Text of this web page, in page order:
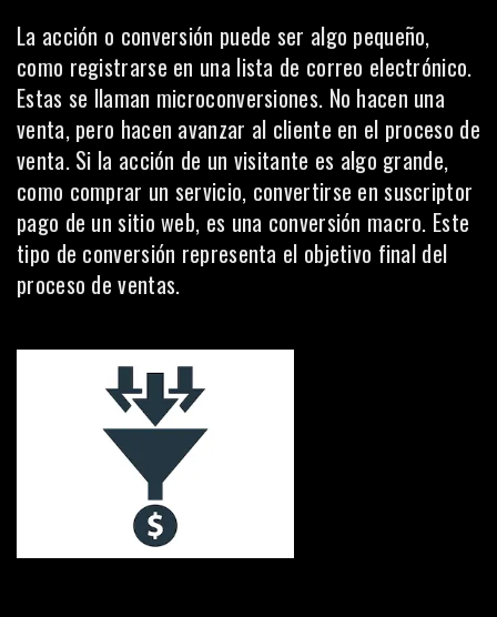
La acción o conversión puede ser algo pequeño,
como registrarse en una lista de correo electrónico.
Estas se llaman microconversiones. No hacen una
venta, pero hacen avanzar al cliente en el proceso de
venta. Si la acción de un visitante es algo grande,
como comprar un servicio, convertirse en suscriptor
pago de un sitio web, es una conversión macro. Este
tipo de conversión representa el objetivo final del
proceso de ventas.